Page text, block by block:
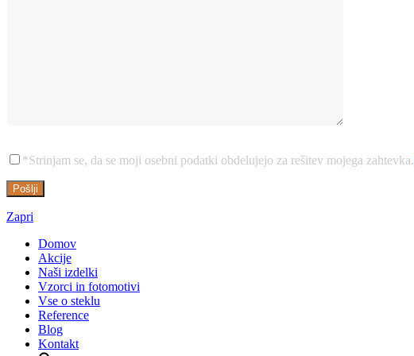
*Strinjam se, da se moji osebni podatki obdelujejo za rešitev mojega zahtevka.
Zapri
Domov
Akcije
Naši izdelki
Vzorci in fotomotivi
Vse o steklu
Reference
Blog
Kontakt